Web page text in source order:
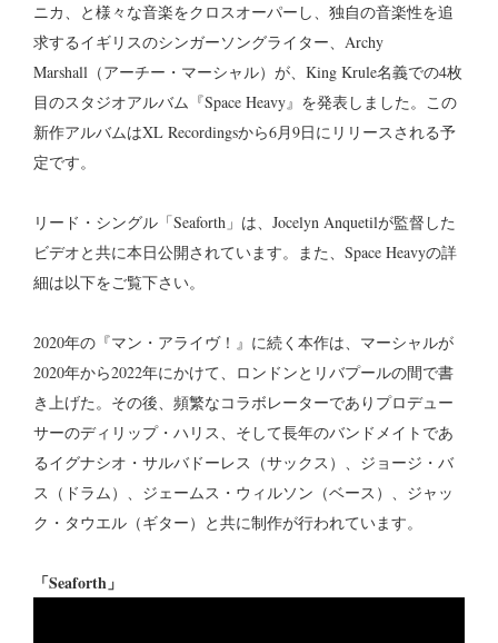
ニカ、と様々な音楽をクロスオーパーし、独自の音楽性を追
求するイギリスのシンガーソングライター、Archy
Marshall（アーチー・マーシャル）が、King Krule名義での4枚
目のスタジオアルバム『Space Heavy』を発表しました。この
新作アルバムはXL Recordingsから6月9日にリリースされる予
定です。
リード・シングル「Seaforth」は、Jocelyn Anquetilが監督した
ビデオと共に本日公開されています。また、Space Heavyの詳
細は以下をご覧下さい。
2020年の『マン・アライヴ！』に続く本作は、マーシャルが
2020年から2022年にかけて、ロンドンとリバプールの間で書
き上げた。その後、頻繁なコラボレーターでありプロデュー
サーのディリップ・ハリス、そして長年のバンドメイトであ
るイグナシオ・サルバドーレス（サックス）、ジョージ・バ
ス（ドラム）、ジェームス・ウィルソン（ベース）、ジャッ
ク・タウエル（ギター）と共に制作が行われています。
「Seaforth」